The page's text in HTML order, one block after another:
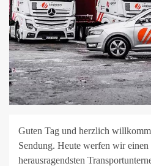
Guten Tag und herzlich
Sendung. Heute werfen wir
herausragendsten